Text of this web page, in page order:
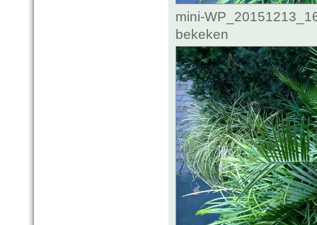
mini-
bekeken